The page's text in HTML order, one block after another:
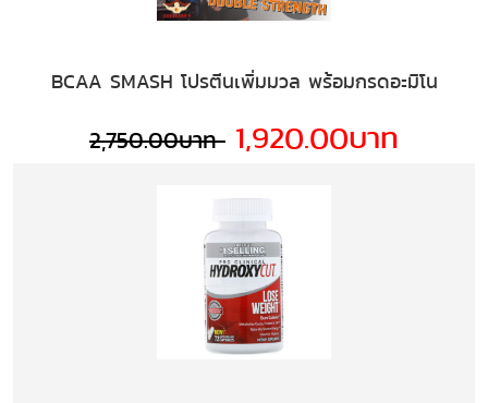
BCAA SMASH โปรตีนเพิ่มมวล พร้อมกรดอะมิโน
2,750.00บาท 1,920.00บาท